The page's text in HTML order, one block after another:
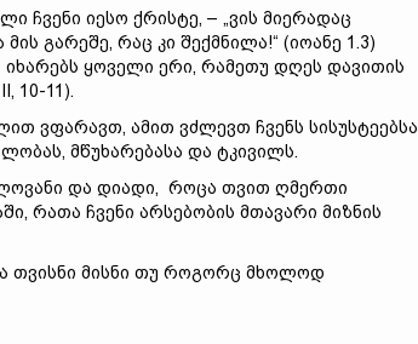
ჩვენი იესო ქრისტე, – „ვის მიერადაც
გარეშე, რაც კი შექმნილა!“ (იოანე 1.3)
ყოველი ერი, რამეთუ დღეს დავითის
10-11).
ვფარავთ, ამით ვძლევთ ჩვენს სისუსტეებსა
მწუხარებასა და ტკივილს.
და დიადი, როცა თვით ღმერთი
რათა ჩვენი არსებობის მთავარი მიზნის
თვისნი მისნი თუ როგორც მხოლოდ